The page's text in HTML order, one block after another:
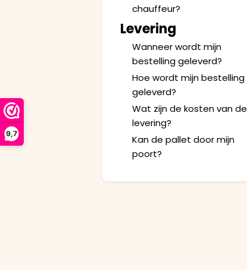
9,7
chauffeur?
Levering
Wanneer wordt mijn
bestelling geleverd?
Hoe wordt mijn bestelling
geleverd?
Wat zijn de kosten van de
levering?
Kan de pallet door mijn
poort?